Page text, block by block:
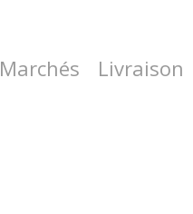
Marchés Livraison